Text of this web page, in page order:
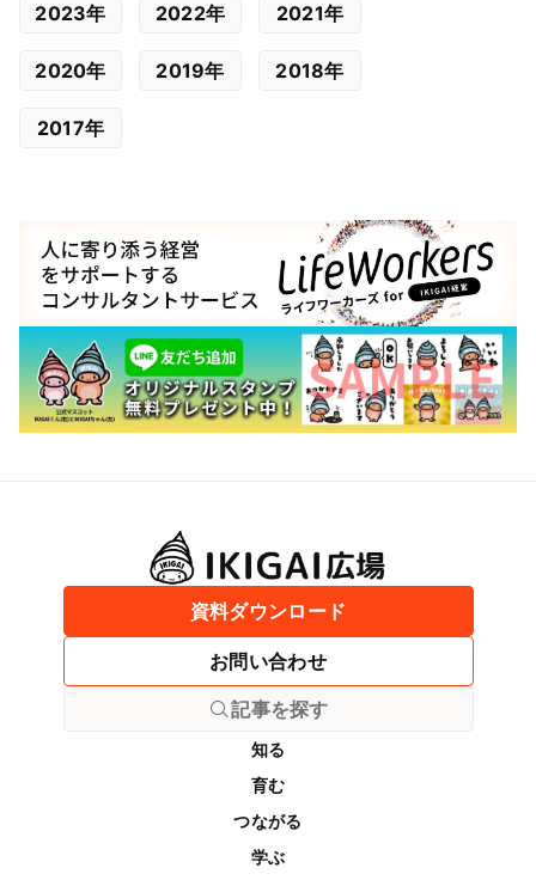
2023年 2022年 2021年
2020年 2019年 2018年
2017年
資料ダウンロード
お問い合わせ
記事を探す
知る
育む
つながる
学ぶ